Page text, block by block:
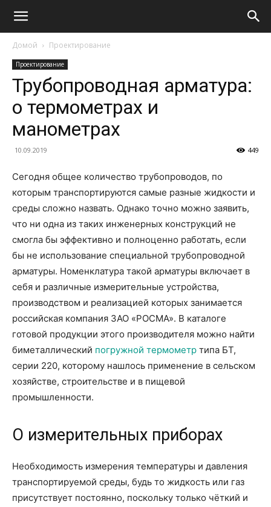
Домой Проектирование
Проектирование
Трубопроводная арматура:
о термометрах и
манометрах
10.09.2019 449
Сегодня общее количество трубопроводов, по
которым транспортируются самые разные жидкости и
среды сложно назвать. Однако точно можно заявить,
что ни одна из таких инженерных конструкций не
смогла бы эффективно и полноценно работать, если
бы не использование специальной трубопроводной
арматуры. Номенклатура такой арматуры включает в
себя и различные измерительные устройства,
производством и реализацией которых занимается
российская компания ЗАО «РОСМА». В каталоге
готовой продукции этого производителя можно найти
биметаллический погружной термометр типа БТ,
серии 220, которому нашлось применение в сельском
хозяйстве, строительстве и в пищевой
промышленности.
О измерительных приборах
Необходимость измерения температуры и давления
транспортируемой среды, будь то жидкость или газ
присутствует постоянно, поскольку только чёткий и